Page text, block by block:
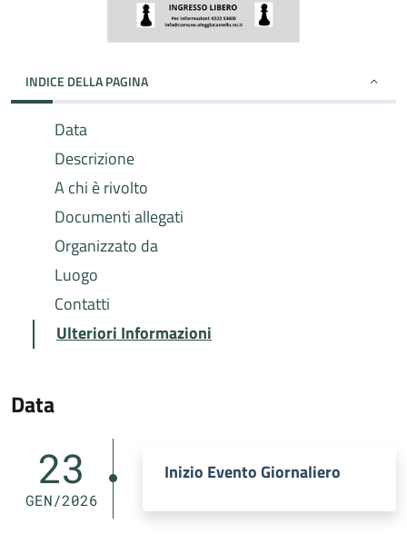
INDICE DELLA PAGINA
Data
Descrizione
A chi è rivolto
Documenti allegati
Organizzato da
Luogo
Contatti
Ulteriori Informazioni
Data
23
GEN/2026
Inizio Evento Giornaliero